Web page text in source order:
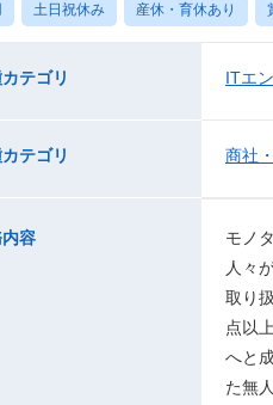
土日祝休み 産休・育休あり
テゴリ ITエ
テゴリ 商社
容
モノ
人々
取り
点以
へと
た無